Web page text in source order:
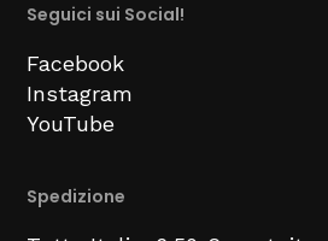
Seguici sui Social!
Facebook
Instagram
YouTube
Spedizione